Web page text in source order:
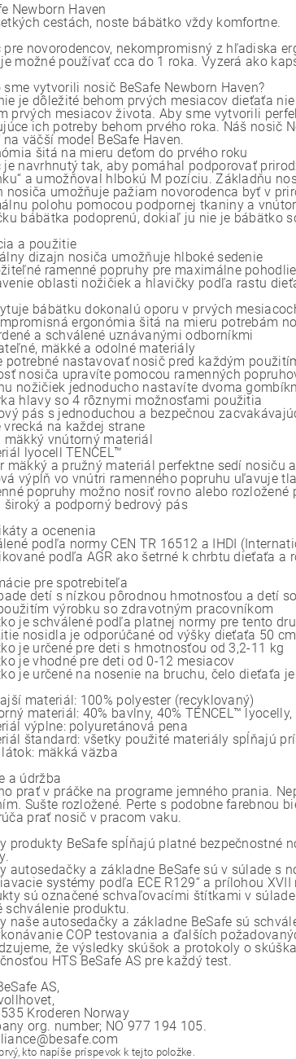
Newborn Haven
cestách, noste bábätko vždy komfortne.
pre novorodencov, nekompromisný z hľadiska
je možné používať cca do 1 roka. Vyzerá ako
sme vytvorili nosič BeSafe Newborn Haven?
je dôležité behom prvých mesiacov dieťaťa
prvých mesiacov života. Aby sme vytvorili
ich potreby behom prvého roka. Náš nosič
väčší model BeSafe Haven.
šitá na mieru deťom do prvého roku
je navrhnutý tak, aby pomáhal podporovať
a umožňoval hlbokú M pozíciu. Základňu
nosiča umožňuje pažiam novorodenca byť v
polohu pomocou podpornej tkaniny a
bábätka podoprenú, dokiaľ ju nie je bábätko
a použitie
dizajn nosiča umožňuje hlboké sedenie
ramenné popruhy pre maximálne
oblasti nožičiek a hlavičky podľa rastu
bábätku dokonalú oporu v prvých
ergonómia šitá na mieru potrebám
a schválené uznávanými odborníkmi
mäkké a odolné materiály
potrebné nastavovať nosič pred každým
nosiča upravíte pomocou ramenných
nožičiek jednoducho nastavíte dvoma
hlavy so 4 rôznymi možnosťami použitia
pás s jednoduchou a bezpečnou
vrecká na každej strane
mäkký vnútorný materiál
lyocell TENCEL™
mäkký a pružný materiál perfektne sedí nosiču
výplň vo vnútri ramenného popruhu uľavuje
popruhy možno nosiť rovno alebo
široký a podporný bedrový pás
a ocenenia
podľa normy CEN TR 16512 a IHDI
podľa AGR ako šetrné k chrbtu dieťaťa a
pre spotrebiteľa
detí s nízkou pôrodnou hmotnosťou a detí
výrobku so zdravotným pracovníkom
je schválené podľa platnej normy pre tento
nosidla je odporúčané od výšky dieťaťa 50 cm
je určené pre deti s hmotnosťou od 3,2-11 kg
je vhodné pre deti od 0-12 mesiacov
je určené na nosenie na bruchu, čelo dieťaťa
materiál: 100% polyester (recyklovaný)
materiál: 40% bavlny, 40% TENCEL™
výplne: polyuretánová pena
štandard: všetky použité materiály spĺňajú
látok: mäkká väzba
a údržba
prať v práčke na programe jemného prania.
Sušte rozložené. Perte s podobne farebnou
prať nosič v pracom vaku.
produkty BeSafe spĺňajú platné bezpečnostné
autosedačky a základne BeSafe sú v súlade s
systémy podľa ECE R129“ a prílohou XVII
sú označené schvaľovacími štítkami v
schválenie produktu.
naše autosedačky a základne BeSafe sú
COP testovania a ďalších
že výsledky skúšok a protokoly o
HTS BeSafe AS pre každý test.
AS,
Kroderen Norway
org. number; NO 977 194 105.
kto napíše príspevok k tejto položke.